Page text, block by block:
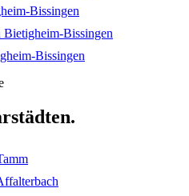
Bissingen
Bietigheim-Bissingen
Bissingen